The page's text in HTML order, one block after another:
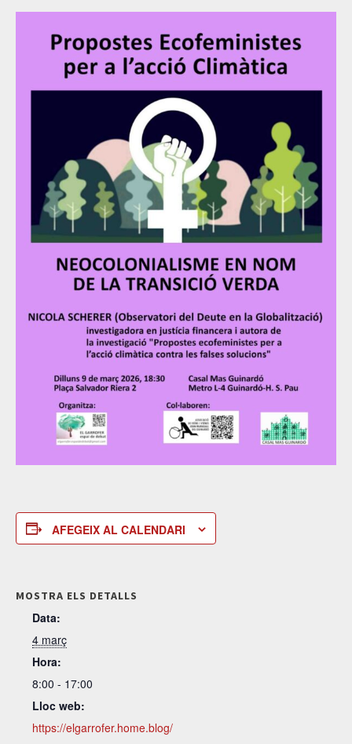
AFEGEIX AL CALENDARI
MOSTRA ELS DETALLS
Data:
4 març
Hora:
8:00 - 17:00
Lloc web:
https://elgarrofer.home.blog/